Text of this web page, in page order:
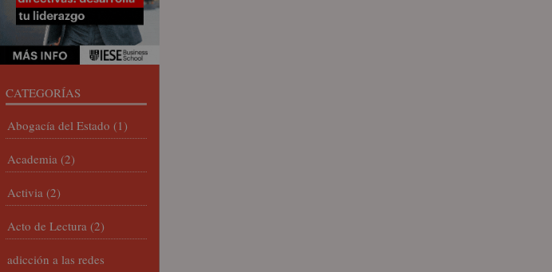
CATEGORÍAS
Abogacía del Estado (1)
Academia (2)
Activia (2)
Acto de Lectura (2)
adicción a las redes